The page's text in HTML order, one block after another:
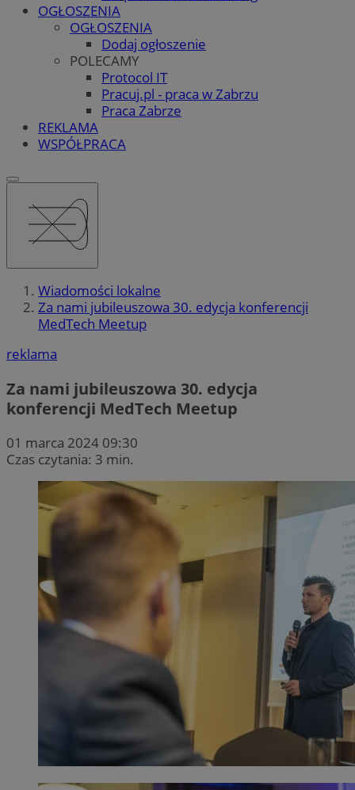
OGŁOSZENIA
OGŁOSZENIA
Dodaj ogłoszenie
POLECAMY
Protocol IT
Pracuj.pl - praca w Zabrzu
Praca Zabrze
REKLAMA
WSPÓŁPRACA
Wiadomości lokalne
Za nami jubileuszowa 30. edycja konferencji
MedTech Meetup
reklama
Za nami jubileuszowa 30. edycja
konferencji MedTech Meetup
01 marca 2024 09:30
Czas czytania: 3 min.